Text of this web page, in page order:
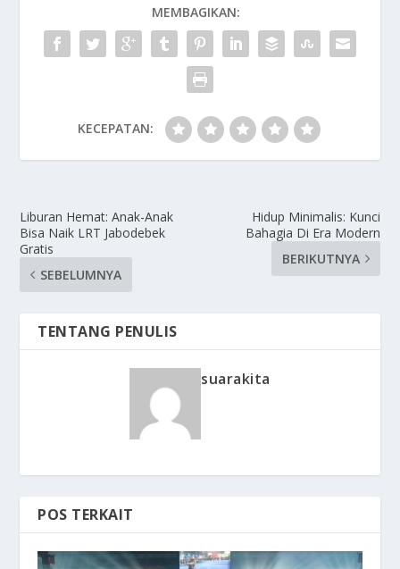
MEMBAGIKAN:
KECEPATAN:
Liburan Hemat: Anak-Anak
Bisa Naik LRT Jabodebek
Gratis
SEBELUMNYA
Hidup Minimalis: Kunci
Bahagia Di Era Modern
BERIKUTNYA
TENTANG PENULIS
suarakita
POS TERKAIT